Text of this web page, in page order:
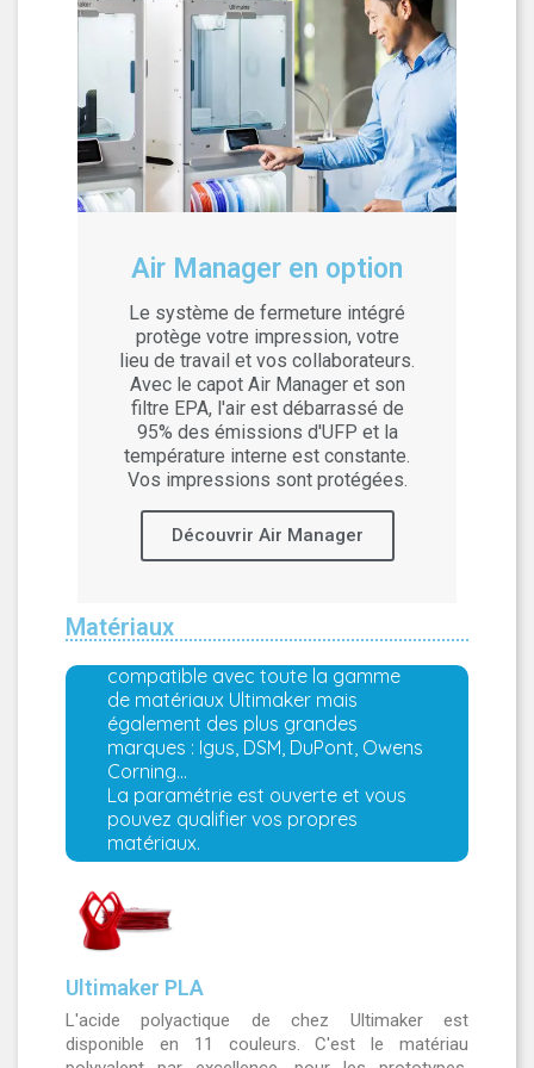
Air Manager en option
Le système de fermeture intégré
protège votre impression, votre
lieu de travail et vos collaborateurs.
Avec le capot Air Manager et son
filtre EPA, l'air est débarrassé de
95% des émissions d'UFP et la
température interne est constante.
Vos impressions sont protégées.
Découvrir Air Manager
Matériaux
Système ouvert de matériaux
compatible avec toute la gamme
de matériaux Ultimaker mais
également des plus grandes
marques : Igus, DSM, DuPont, Owens
Corning...
La paramétrie est ouverte et vous
pouvez qualifier vos propres
matériaux.
Cliquez sur le lien pour accéder à la
liste complète de matériaux.
Ultimaker PLA
L'acide polyactique de chez Ultimaker est
disponible en 11 couleurs. C'est le matériau